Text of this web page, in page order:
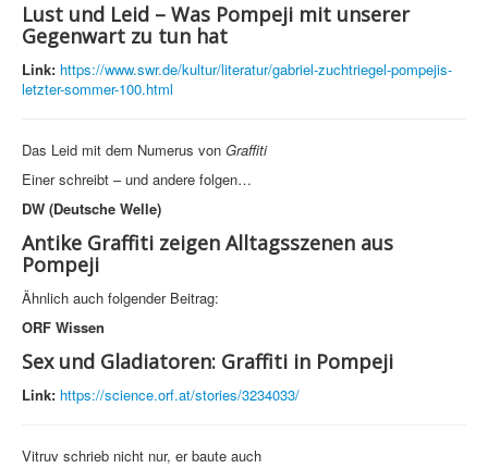
Lust und Leid – Was Pompeji mit unserer
Gegenwart zu tun hat
Link: https://www.swr.de/kultur/literatur/gabriel-zuchtriegel-pompejis-
letzter-sommer-100.html
Das Leid mit dem Numerus von Graffiti
Einer schreibt – und andere folgen…
DW (Deutsche Welle)
Antike Graffiti zeigen Alltagsszenen aus
Pompeji
Ähnlich auch folgender Beitrag:
ORF Wissen
Sex und Gladiatoren: Graffiti in Pompeji
Link: https://science.orf.at/stories/3234033/
Vitruv schrieb nicht nur, er baute auch